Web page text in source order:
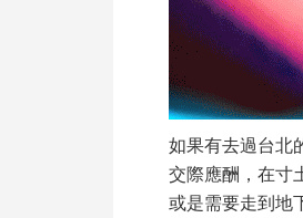
如果有去過台北
交際應酬，在寸
或是需要走到地